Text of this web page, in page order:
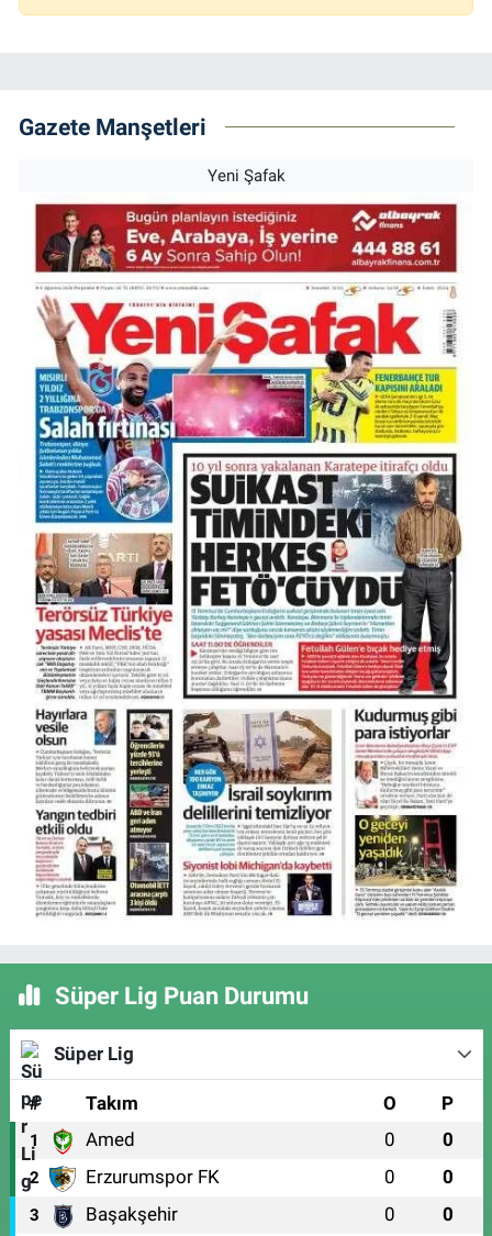
Gazete Manşetleri
Yeni Şafak
Süper Lig Puan Durumu
Süper Lig
# Takım O P
1 Amed 0 0
2 Erzurumspor FK 0 0
3 Başakşehir 0 0